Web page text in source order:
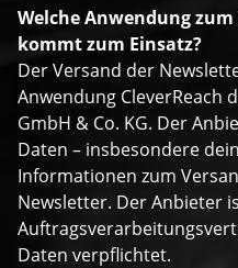
Welche Anwendung
kommt zum Einsatz?
Der Versand der
Anwendung CleverReach
GmbH & Co. KG. Der
Daten – insbesondere
Informationen zum
Newsletter. Der Anbieter
Daten verpflichtet.